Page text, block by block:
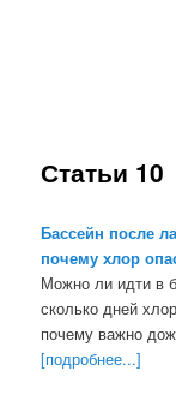
Статьи 10
Бассейн после
почему хлор
Можно ли идти в
сколько дней
почему важно
[подробнее...]